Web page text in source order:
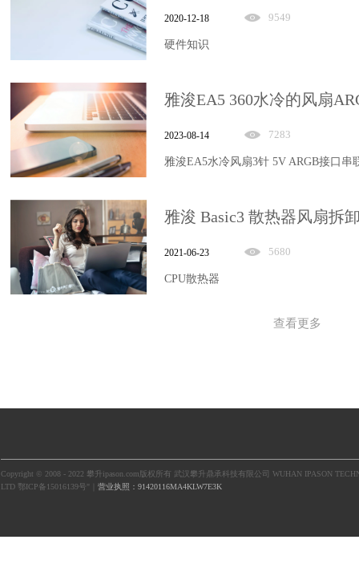
2020-12-18 9549
硬件知识
2023-08-14 7283
雅浚EA5水冷风扇3针 5V ARGB接口串
雅浚 Basic3 散热器风扇拆
2021-06-23 5680
CPU散热器
查看更多
Copyright © 2008 - 2022 攀升ipason.com版权所有 武汉攀升鼎承科技有限公司 WUHAN IPASON
LTD 鄂ICP备15016139号"｜ 营业执照：91420116MA4KLW7E3K